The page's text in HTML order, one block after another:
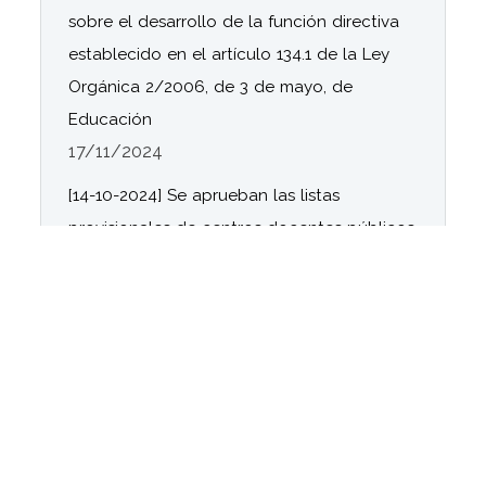
sobre el desarrollo de la función directiva
establecido en el artículo 134.1 de la Ley
Orgánica 2/2006, de 3 de mayo, de
Educación
17/11/2024
[14-10-2024] Se aprueban las listas
provisionales de centros docentes públicos